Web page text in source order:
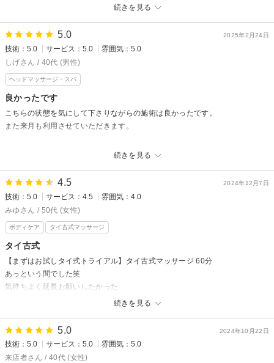
続きを見る
たくさんあるサロンの中から、当店を選択していただき、ありがとうござ
いました。季節の変わり目は、お肌や身体の変化でリズムを崩しがちにな
ります。
またのお疲れの時のご利用楽しみにしております。
担当スタッフ：千紘
2025年2月24日
5.0
技術：5.0 サービス：5.0
雰囲気：5.0
しげさん / 40代 (男性)
ヘッドマッサージ・スパ
良かったです
続きを見る
こちらの状態を気にして下さりながらの施術は良かったです。
また来月も利用させていただきます。
リラクゼーション タイ古式KEROからの返信
この度はご来店、有難うございました。
初めてのお店は期待と緊張をされると思いますが、当店を選んでくださっ
てとても嬉しく思っています。
来月は季節の変わり目、体調の変化が見られる時期です。しっかり施術を
致します。お任せくださいね！
担当スタッフ：千紘
2024年12月7日
4.5
技術：5.0 サービス：4.5
雰囲気：4.0
みゆさん / 50代 (女性)
ボディケア タイ古式マッサージ
タイ古式
続きを見る
【まずはお試しタイ式トライアル】タイ古式マッサージ 60分
あっという間でした笑
気持ちよく延長お願いしたかった
自分の硬い部分気付きあり良かったです。
リラクゼーション タイ古式KEROからの返信
みゆさん、
この度は当店を選んでいただき、ありがとうございました。
2024年10月22日
5.0
技術：5.0 サービス：5.0
雰囲気：5.0
来店者さん / 40代 (女性)